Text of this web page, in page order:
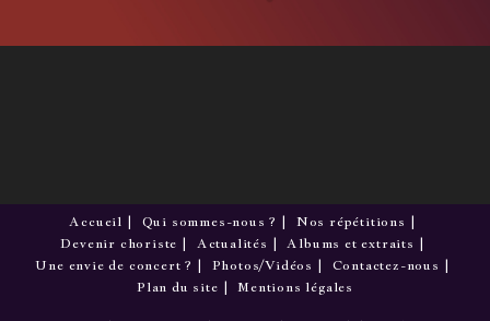
Accueil Qui sommes-nous ?
Nos répétitions
Devenir choriste
Actualités
Albums et extraits
Une envie de concert ?
Photos/Vidéos
Contactez-nous
Plan du site
Mentions légales